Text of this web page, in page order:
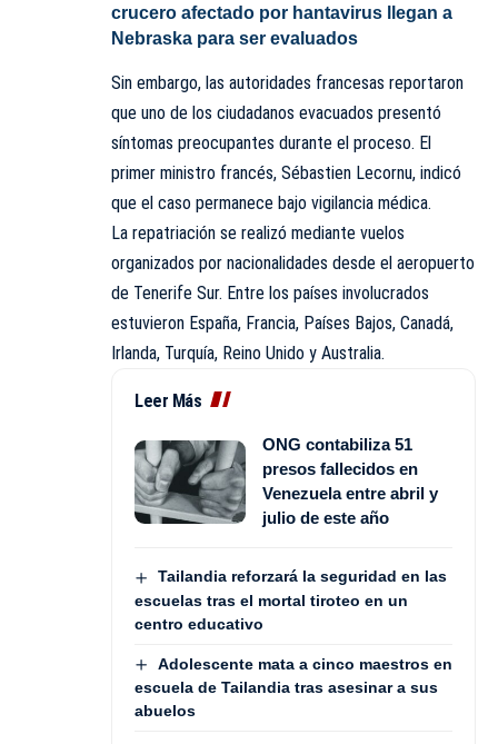
crucero afectado por hantavirus llegan a
Nebraska para ser evaluados
Sin embargo, las autoridades francesas reportaron
que uno de los ciudadanos evacuados presentó
síntomas preocupantes durante el proceso. El
primer ministro francés, Sébastien Lecornu, indicó
que el caso permanece bajo vigilancia médica.
La repatriación se realizó mediante vuelos
organizados por nacionalidades desde el aeropuerto
de Tenerife Sur. Entre los países involucrados
estuvieron España, Francia, Países Bajos, Canadá,
Irlanda, Turquía, Reino Unido y Australia.
Leer Más
ONG contabiliza 51
presos fallecidos en
Venezuela entre abril y
julio de este año
Tailandia reforzará la seguridad en las
escuelas tras el mortal tiroteo en un
centro educativo
Adolescente mata a cinco maestros en
escuela de Tailandia tras asesinar a sus
abuelos